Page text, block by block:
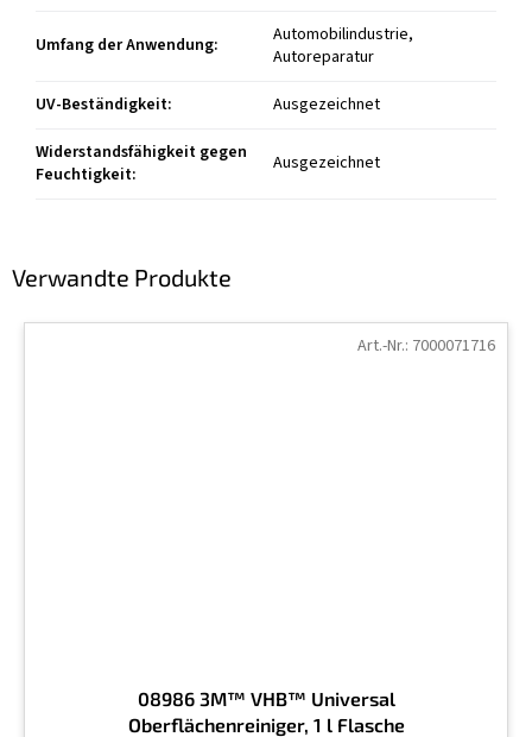
Verwandte Produkte
08986 3M™ VHB™ Universal
Oberflächenreiniger, 1 l Flasche
Art.-Nr.: 7000071716
Umfang der Anwendung:
Automobilindustrie,
Autoreparatur
UV-Beständigkeit:
Ausgezeichnet
Widerstandsfähigkeit gegen
Feuchtigkeit: Ausgezeichnet